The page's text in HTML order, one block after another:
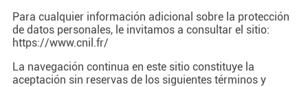
Para cualquier información adicional sobre la protección
de datos personales, le invitamos a consultar el sitio:
https://www.cnil.fr/
La navegación continua en este sitio constituye la
aceptación sin reservas de los siguientes términos y